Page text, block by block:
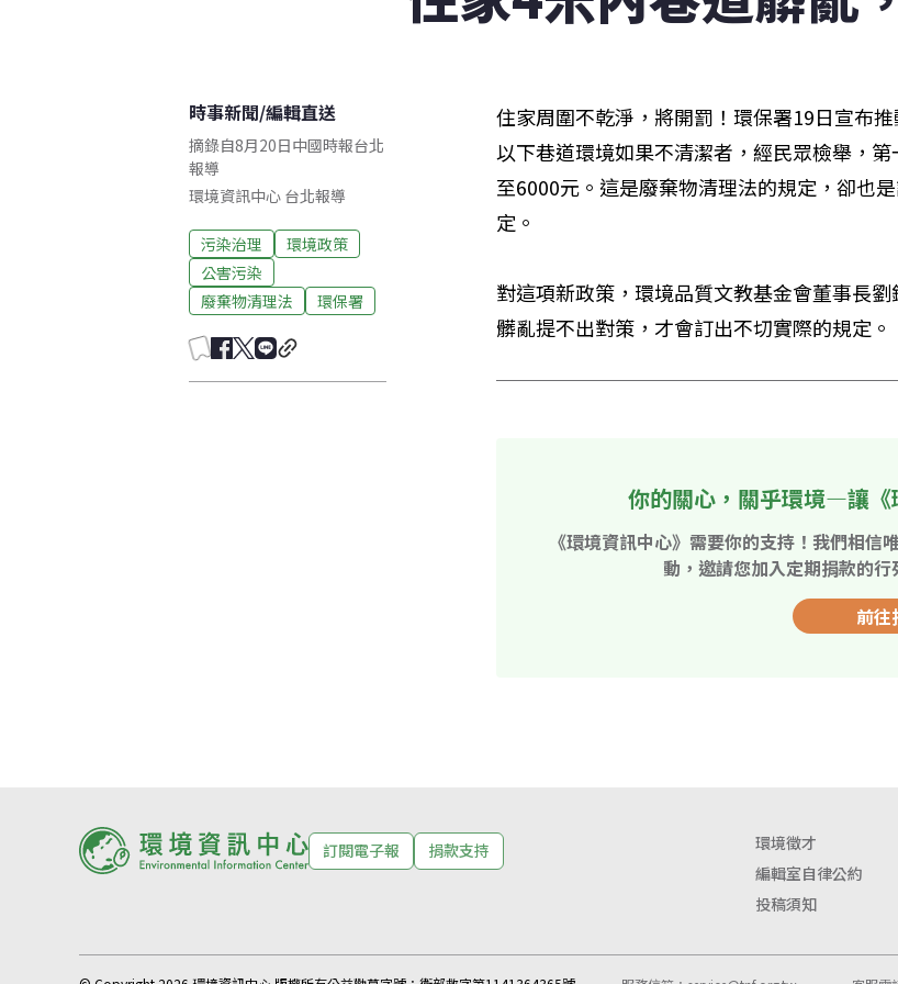
時事新聞/編輯直送
摘錄自8月20日中國時報台北
報導
環境資訊中心 台北報導
污染治理
環境政策
公害污染
廢棄物清理法
環保署
住家周圍不乾淨，將開罰！環保署19日宣布
以下巷道環境如果不清潔者，經民眾檢舉，
至6000元。這是廢棄物清理法的規定，卻也
定。
對這項新政策，環境品質文教基金會董事長
髒亂提不出對策，才會訂出不切實際的規定。
你的關心，關乎環境—讓《
《環境資訊中心》需要你的支持！我們相
動，邀請您加入定期捐款的
前往
訂閱電子報 捐款支持 環境徵才
編輯室自律公約
投稿須知